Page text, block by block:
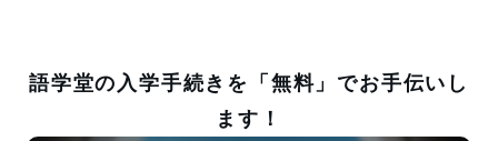
語学堂の入学手続きを「無料」でお手伝いし
ます！